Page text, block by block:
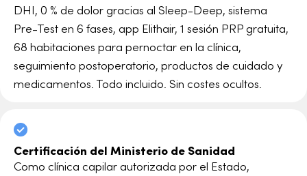
DHI, 0 % de dolor gracias al Sleep-Deep, sistema
Pre-Test en 6 fases, app Elithair, 1 sesión PRP gratuita,
68 habitaciones para pernoctar en la clínica,
seguimiento postoperatorio, productos de cuidado y
medicamentos. Todo incluido. Sin costes ocultos.
Certificación del Ministerio de Sanidad
Como clínica capilar autorizada por el Estado,